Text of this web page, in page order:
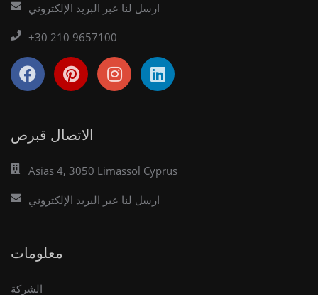
ارسل لنا عبر البريد الإلكتروني
+30 210 9657100
الاتصال قبرص
Asias 4, 3050 Limassol Cyprus
ارسل لنا عبر البريد الإلكتروني
معلومات
الشركة